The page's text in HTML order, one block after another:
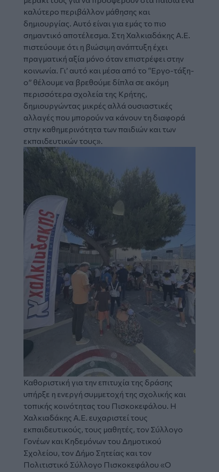
καλύτερο περιβάλλον μάθησης και
δημιουργίας. Αυτό είναι για εμάς το πιο
σημαντικό αποτέλεσμα. Στη Χαλκιαδάκης Α.Ε.
πιστεύουμε ότι η βιώσιμη ανάπτυξη έχει
πραγματική αξία μόνο όταν επιστρέφει στην
κοινωνία. Γι’ αυτό και μέσα από το “Εργο-τάξη-
ο” θέλουμε να βρεθούμε δίπλα σε ακόμη
περισσότερα σχολεία της Κρήτης,
δημιουργώντας μικρές αλλά ουσιαστικές
αλλαγές που μπορούν να κάνουν τη διαφορά
στην καθημερινότητα των παιδιών και των
εκπαιδευτικών τους».
Image
Καθοριστική για την επιτυχία της δράσης
υπήρξε η ενεργή συμμετοχή της σχολικής και
τοπικής κοινότητας του Πισκοκεφάλου. Η
Χαλκιαδάκης Α.Ε. ευχαριστεί τους
εκπαιδευτικούς, τους μαθητές, τον Σύλλογο
Γονέων και Κηδεμόνων του Δημοτικού
Σχολείου, τον Δήμο Σητείας και τον
Πολιτιστικό Σύλλογο Πισκοκεφάλου «Ο